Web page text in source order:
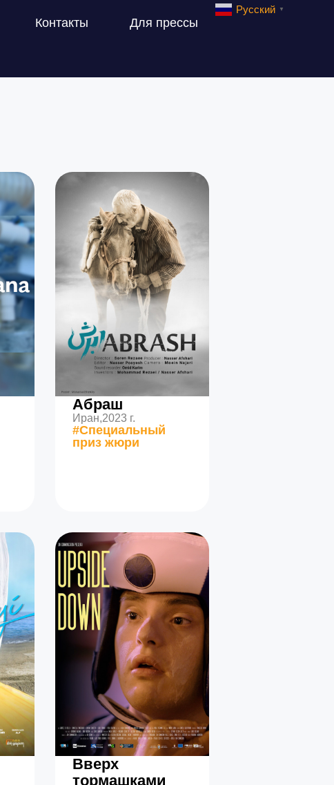
Русский ▼
Контакты Для прессы
Абраш
Иран,2023 г.
#Специальный
приз жюри
Вверх
тормашками